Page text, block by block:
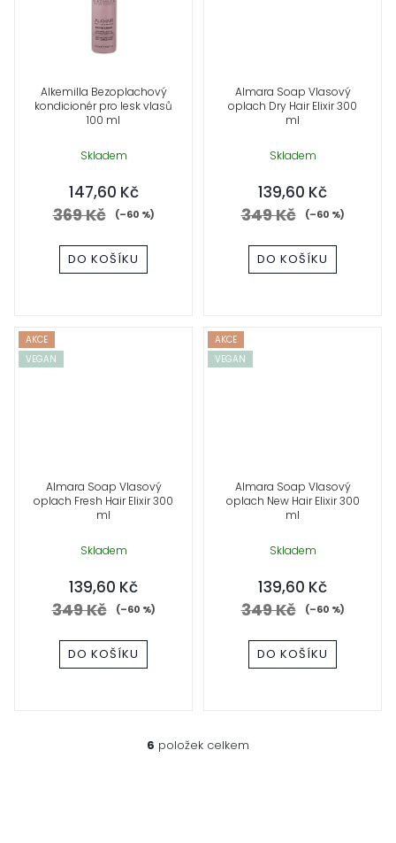
Alkemilla Bezoplachový
kondicionér pro lesk vlasů
100 ml
Skladem
147,60 Kč
369 Kč (–60 %)
DO KOŠÍKU
Almara Soap Vlasový
oplach Dry Hair Elixir 300
ml
Skladem
139,60 Kč
349 Kč (–60 %)
DO KOŠÍKU
AKCE
VEGAN
Almara Soap Vlasový
oplach Fresh Hair Elixir 300
ml
Skladem
139,60 Kč
349 Kč (–60 %)
DO KOŠÍKU
AKCE
VEGAN
Almara Soap Vlasový
oplach New Hair Elixir 300
ml
Skladem
139,60 Kč
349 Kč (–60 %)
DO KOŠÍKU
O
6 položek celkem